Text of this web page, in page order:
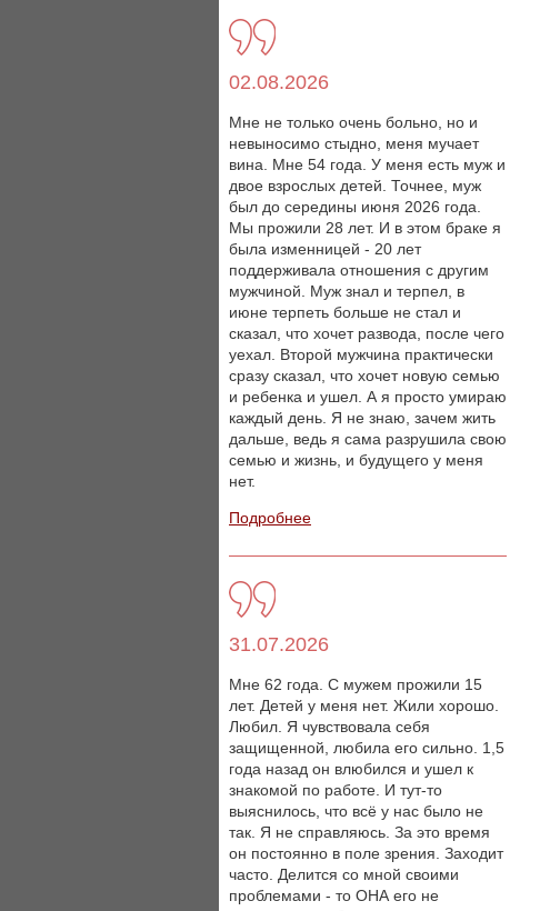
02.08.2026
Мне не только очень больно, но и
невыносимо стыдно, меня мучает
вина. Мне 54 года. У меня есть муж и
двое взрослых детей. Точнее, муж
был до середины июня 2026 года.
Мы прожили 28 лет. И в этом браке я
была изменницей - 20 лет
поддерживала отношения с другим
мужчиной. Муж знал и терпел, в
июне терпеть больше не стал и
сказал, что хочет развода, после чего
уехал. Второй мужчина практически
сразу сказал, что хочет новую семью
и ребенка и ушел. А я просто умираю
каждый день. Я не знаю, зачем жить
дальше, ведь я сама разрушила свою
семью и жизнь, и будущего у меня
нет.
Подробнее
31.07.2026
Мне 62 года. С мужем прожили 15
лет. Детей у меня нет. Жили хорошо.
Любил. Я чувствовала себя
защищенной, любила его сильно. 1,5
года назад он влюбился и ушел к
знакомой по работе. И тут-то
выяснилось, что всё у нас было не
так. Я не справляюсь. За это время
он постоянно в поле зрения. Заходит
часто. Делится со мной своими
проблемами - то ОНА его не